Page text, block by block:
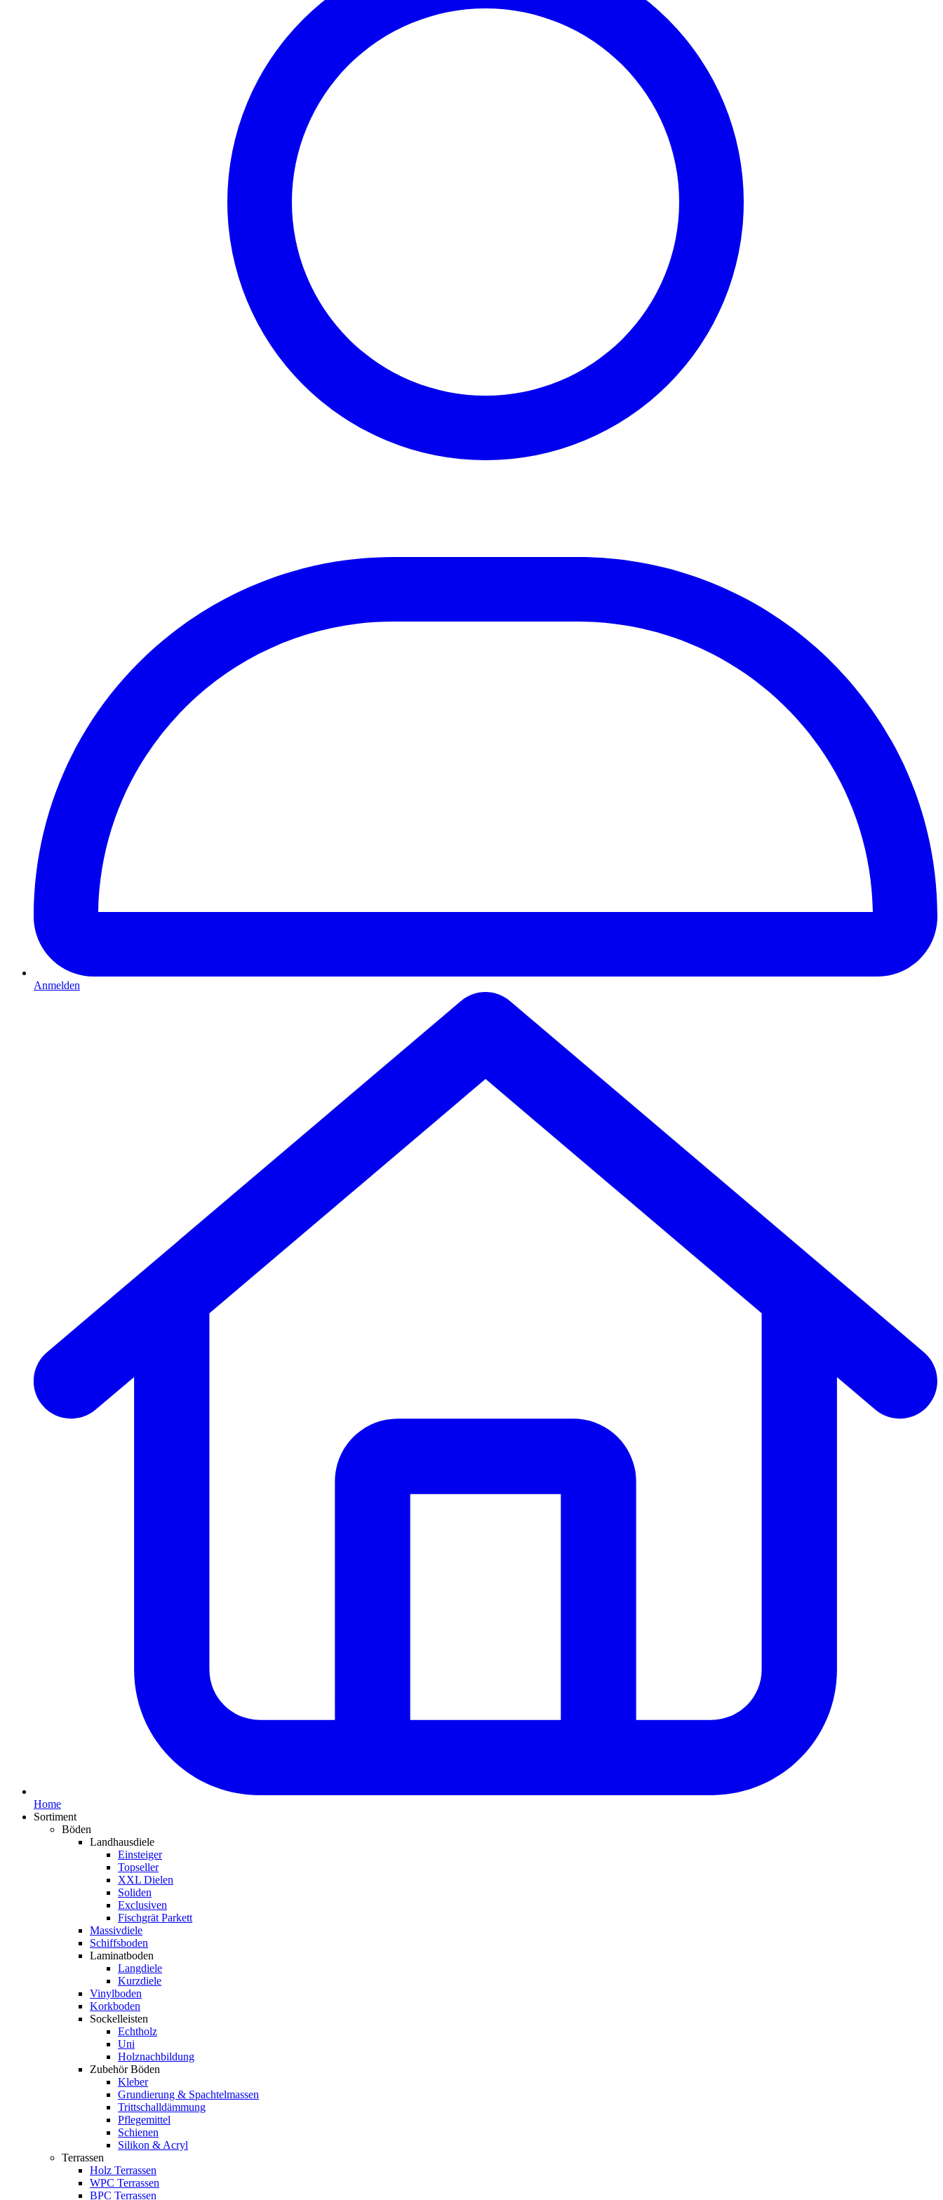
Anmelden
Home
Sortiment
Böden
Landhausdiele
Einsteiger
Topseller
XXL Dielen
Soliden
Exclusiven
Fischgrät Parkett
Massivdiele
Schiffsboden
Laminatboden
Langdiele
Kurzdiele
Vinylboden
Korkboden
Sockelleisten
Echtholz
Uni
Holznachbildung
Zubehör Böden
Kleber
Grundierung & Spachtelmassen
Trittschalldämmung
Pflegemittel
Schienen
Silikon & Acryl
Terrassen
Holz Terrassen
WPC Terrassen
BPC Terrassen